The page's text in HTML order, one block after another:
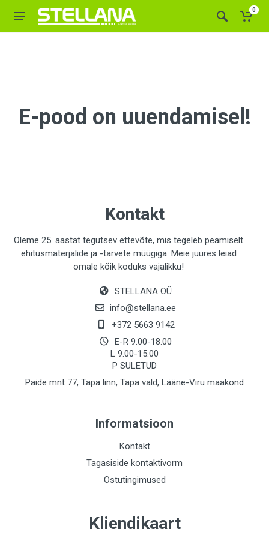
0
E-pood on uuendamisel!
Kontakt
Oleme 25. aastat tegutsev ettevõte, mis tegeleb peamiselt
ehitusmaterjalide ja -tarvete müügiga. Meie juures leiad
omale kõik koduks vajalikku!
STELLANA OÜ
info@stellana.ee
+372 5663 9142
E-R 9.00-18.00
L 9.00-15.00
P SULETUD
Paide mnt 77, Tapa linn, Tapa vald, Lääne-Viru maakond
Informatsioon
Kontakt
Tagasiside kontaktivorm
Ostutingimused
Kliendikaart